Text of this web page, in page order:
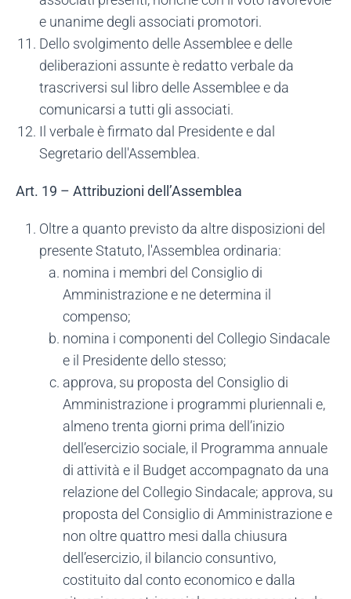
e unanime degli associati promotori.
Dello svolgimento delle Assemblee e delle
deliberazioni assunte è redatto verbale da
trascriversi sul libro delle Assemblee e da
comunicarsi a tutti gli associati.
Il verbale è firmato dal Presidente e dal
Segretario dell'Assemblea.
Art. 19 – Attribuzioni dell’Assemblea
Oltre a quanto previsto da altre disposizioni del
presente Statuto, l'Assemblea ordinaria:
nomina i membri del Consiglio di
Amministrazione e ne determina il
compenso;
nomina i componenti del Collegio Sindacale
e il Presidente dello stesso;
approva, su proposta del Consiglio di
Amministrazione i programmi pluriennali e,
almeno trenta giorni prima dell’inizio
dell’esercizio sociale, il Programma annuale
di attività e il Budget accompagnato da una
relazione del Collegio Sindacale; approva, su
proposta del Consiglio di Amministrazione e
non oltre quattro mesi dalla chiusura
dell’esercizio, il bilancio consuntivo,
costituito dal conto economico e dalla